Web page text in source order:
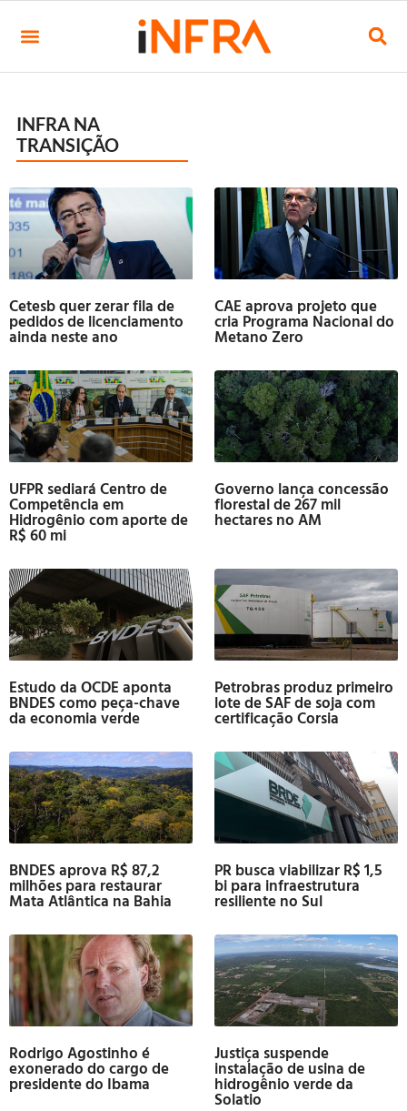
INFRA NA
TRANSIÇÃO
Cetesb quer zerar fila de
pedidos de licenciamento
ainda neste ano
CAE aprova projeto que
cria Programa Nacional do
Metano Zero
UFPR sediará Centro de
Competência em
Hidrogênio com aporte de
R$ 60 mi
Governo lança concessão
florestal de 267 mil
hectares no AM
Estudo da OCDE aponta
BNDES como peça-chave
da economia verde
Petrobras produz primeiro
lote de SAF de soja com
certificação Corsia
BNDES aprova R$ 87,2
milhões para restaurar
Mata Atlântica na Bahia
PR busca viabilizar R$ 1,5
bi para infraestrutura
resiliente no Sul
Rodrigo Agostinho é
exonerado do cargo de
presidente do Ibama
Justiça suspende
instalação de usina de
hidrogênio verde da
Solatio